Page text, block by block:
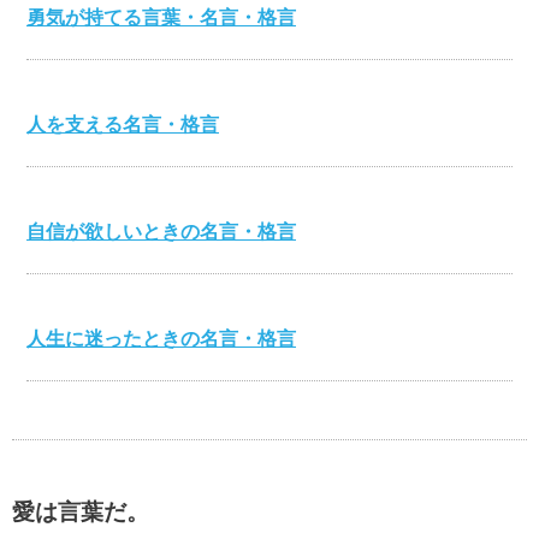
勇気が持てる言葉・名言・格言
人を支える名言・格言
自信が欲しいときの名言・格言
人生に迷ったときの名言・格言
心を打つ名言・格言
愛は言葉だ。